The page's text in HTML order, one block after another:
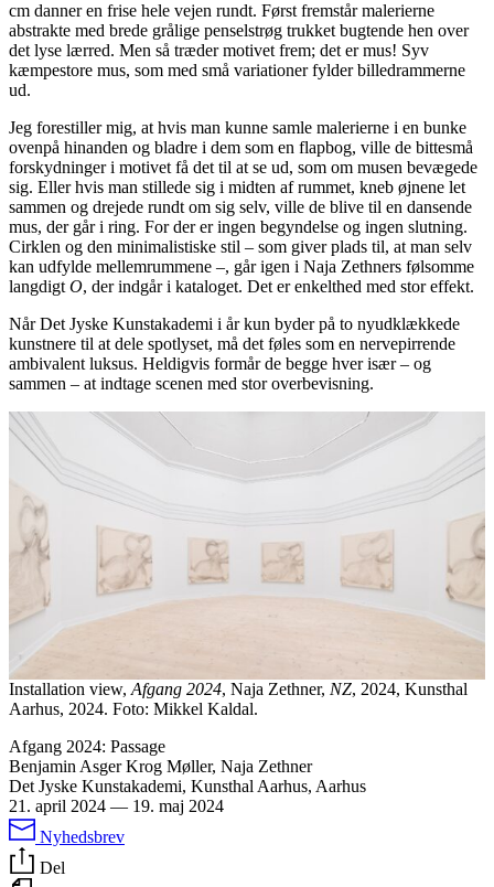
cm danner en frise hele vejen rundt. Først fremstår malerierne
abstrakte med brede grålige penselstrøg trukket bugtende hen over
det lyse lærred. Men så træder motivet frem; det er mus! Syv
kæmpestore mus, som med små variationer fylder billedrammerne
ud.
Jeg forestiller mig, at hvis man kunne samle malerierne i en bunke
ovenpå hinanden og bladre i dem som en flapbog, ville de bittesmå
forskydninger i motivet få det til at se ud, som om musen bevægede
sig. Eller hvis man stillede sig i midten af rummet, kneb øjnene let
sammen og drejede rundt om sig selv, ville de blive til en dansende
mus, der går i ring. For der er ingen begyndelse og ingen slutning.
Cirklen og den minimalistiske stil – som giver plads til, at man selv
kan udfylde mellemrummene –, går igen i Naja Zethners følsomme
langdigt O, der indgår i kataloget. Det er enkelthed med stor effekt.
Når Det Jyske Kunstakademi i år kun byder på to nyudklækkede
kunstnere til at dele spotlyset, må det føles som en nervepirrende
ambivalent luksus. Heldigvis formår de begge hver især – og
sammen – at indtage scenen med stor overbevisning.
Installation view, Afgang 2024, Naja Zethner, NZ, 2024, Kunsthal
Aarhus, 2024. Foto: Mikkel Kaldal.
Afgang 2024: Passage
Benjamin Asger Krog Møller, Naja Zethner
Det Jyske Kunstakademi, Kunsthal Aarhus, Aarhus
21. april 2024 — 19. maj 2024
Nyhedsbrev
Del